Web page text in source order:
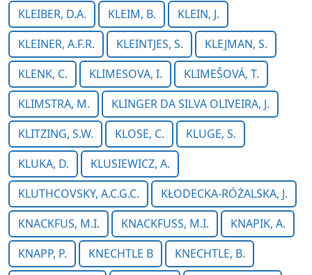
KLEIBER, D.A.
KLEIM, B.
KLEIN, J.
KLEINER, A.F.R.
KLEINTJES, S.
KLEJMAN, S.
KLENK, C.
KLIMESOVA, I.
KLIMEŠOVÁ, T.
KLIMSTRA, M.
KLINGER DA SILVA OLIVEIRA, J.
KLITZING, S.W.
KLOSE, C.
KLUGE, S.
KLUKA, D.
KLUSIEWICZ, A.
KLUTHCOVSKY, A.C.G.C.
KŁODECKA-RÓŻALSKA, J.
KNACKFUS, M.I.
KNACKFUSS, M.I.
KNAPIK, A.
KNAPP, P.
KNECHTLE B
KNECHTLE, B.